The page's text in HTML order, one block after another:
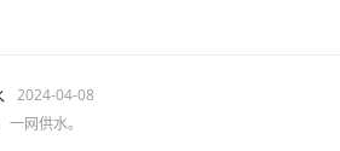
2024-04-08
一网供水。